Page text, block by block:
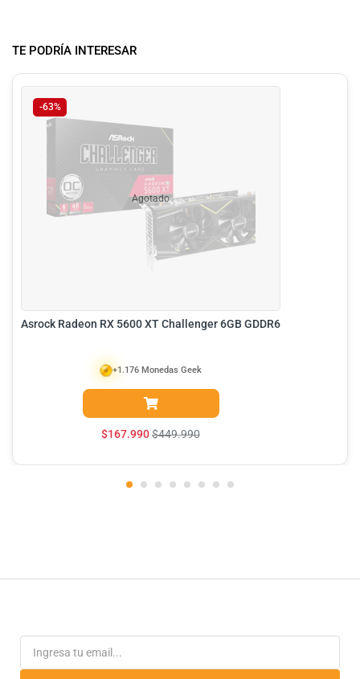
TE PODRÍA INTERESAR
-63%
Agotado
Asrock Radeon RX 5600 XT Challenger 6GB GDDR6
$167.990$449.990
+1.176 Monedas Geek